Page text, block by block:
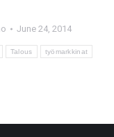
June 24, 2014
Talous työmarkkinat